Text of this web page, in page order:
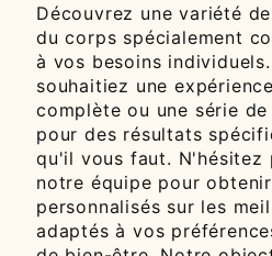
Découvrez une variété
du corps spécialement
à vos besoins
souhaitiez une
complète ou une série
pour des résultats
qu'il vous faut. N'hésitez
notre équipe pour
personnalisés sur les
adaptés à vos